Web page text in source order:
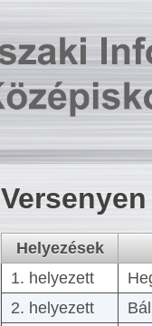
Helyezések
1. helyezett
2. helyezett